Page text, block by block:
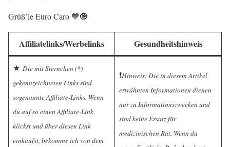
Grüß’le Euro Caro 💙🧿
Affiliatelinks/Werbelinks Gesundheitshinweis
★ Die mit Sternchen (*)
gekennzeichneten Links sind
sogenannte Affiliate-Links. Wenn
du auf so einen Affiliate-Link
klickst und über diesen Link
einkaufst, bekomme ich von dem
❗️Hinweis: Die in diesem Artikel
erwähnten Informationen dienen
nur zu Informationszwecken und
sind keine Ersatz für
medizinischen Rat. Wenn du